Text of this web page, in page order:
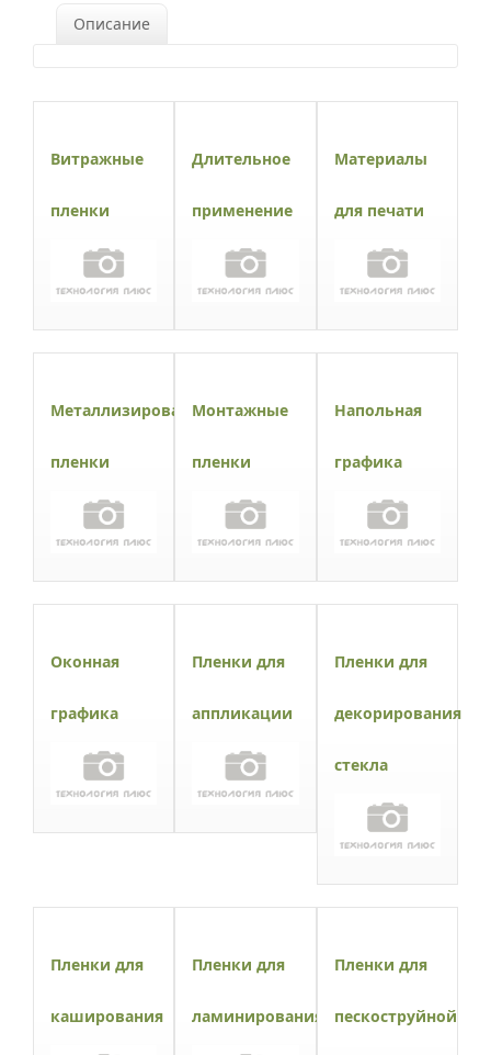
Описание
Витражные
пленки
Длительное
применение
Материалы
для печати
Металлизированные
пленки
Монтажные
пленки
Напольная
графика
Оконная
графика
Пленки для
аппликации
Пленки для
декорирования
стекла
Пленки для
каширования
Пленки для
ламинирования
Пленки для
пескоструйной